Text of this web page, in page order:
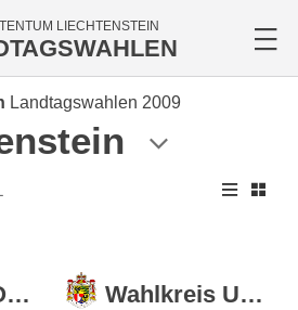
LIECHTENSTEIN
Landtagswahlen 2009
Wahlkreis Oberland Wahlkreis Unterland